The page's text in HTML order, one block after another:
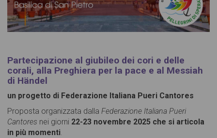
Partecipazione al giubileo dei cori e delle
corali, alla Preghiera per la pace e al Messiah
di Händel
un progetto di Federazione Italiana Pueri Cantores
Proposta organizzata dalla Federazione Italiana Pueri
Cantores nei giorni 22-23 novembre 2025 che si articola
in più momenti.